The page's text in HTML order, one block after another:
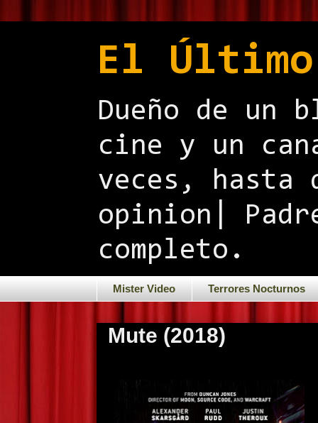
El
Dueño de un
cine y un
veces, hasta
opinion|
completo.
Mister Video Terrores Nocturnos
Mute (2018)